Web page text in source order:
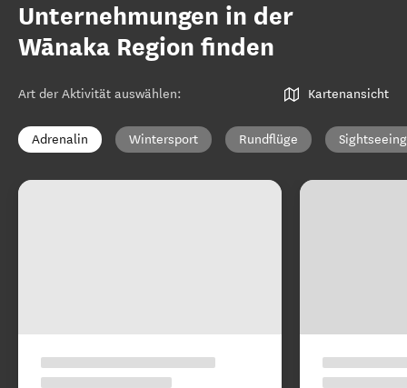
Unternehmungen in der
Wānaka Region finden
Art der Aktivität auswählen: Kartenansicht
Adrenalin Wintersport Rundflüge Sightseeing